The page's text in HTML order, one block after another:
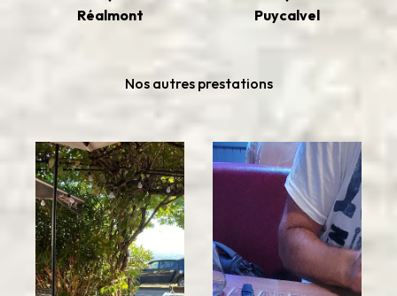
Réalmont Puycalvel
Nos autres prestations